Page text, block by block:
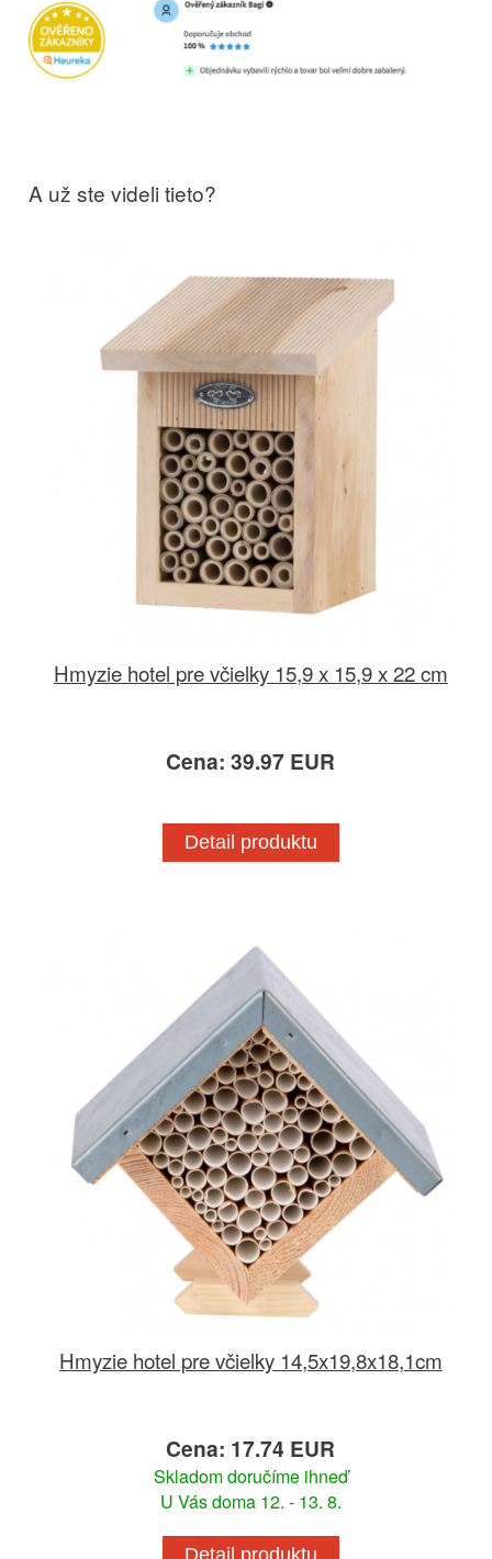
A už ste videli tieto?
Hmyzie hotel pre včielky 15,9 x 15,9 x 22 cm
Cena: 39.97 EUR
Detail produktu
Hmyzie hotel pre včielky 14,5x19,8x18,1cm
Cena: 17.74 EUR
Skladom doručíme ihneď
U Vás doma 12. - 13. 8.
Detail produktu